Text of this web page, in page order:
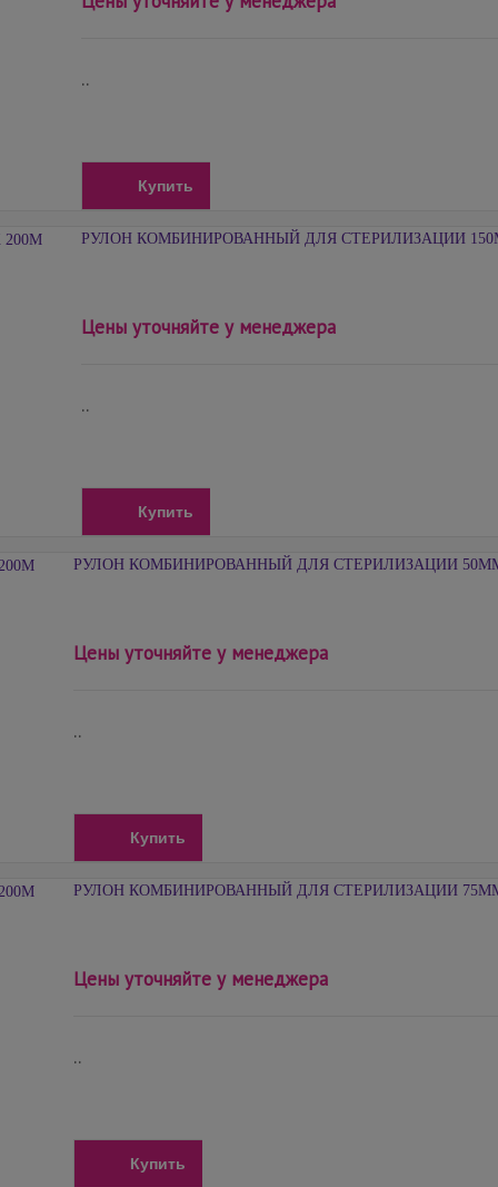
..
Купить
РУЛОН КОМБИНИРОВАННЫЙ ДЛЯ СТЕРИЛИЗАЦИИ
Цены уточняйте у менеджера
..
Купить
РУЛОН КОМБИНИРОВАННЫЙ ДЛЯ СТЕРИЛИЗАЦИИ
Цены уточняйте у менеджера
..
Купить
РУЛОН КОМБИНИРОВАННЫЙ ДЛЯ СТЕРИЛИЗАЦИИ
Цены уточняйте у менеджера
..
Купить